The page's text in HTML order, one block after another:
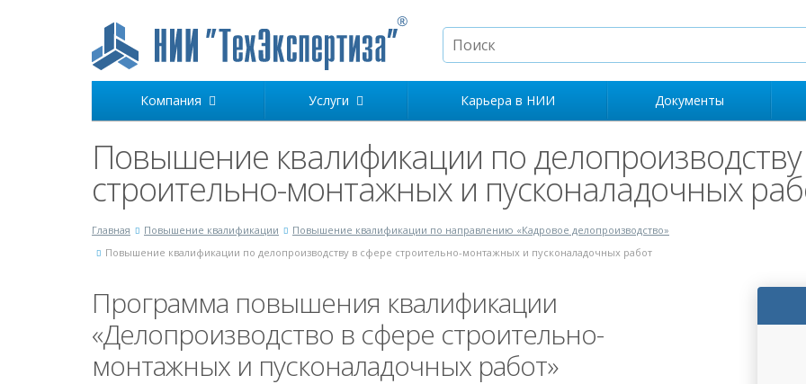
Компания Услуги Карьера в НИИ Документы
Повышение квалификации по
строительно-монтажных и пусконаладочных
Главная Повышение квалификации
Повышение квалификации по направлению «Кадровое делопроизводство»
Повышение квалификации по делопроизводству в сфере строительно-монтажных и пусконаладочных работ
Программа повышения квалификации
«Делопроизводство в сфере строительно-
монтажных и пусконаладочных работ»